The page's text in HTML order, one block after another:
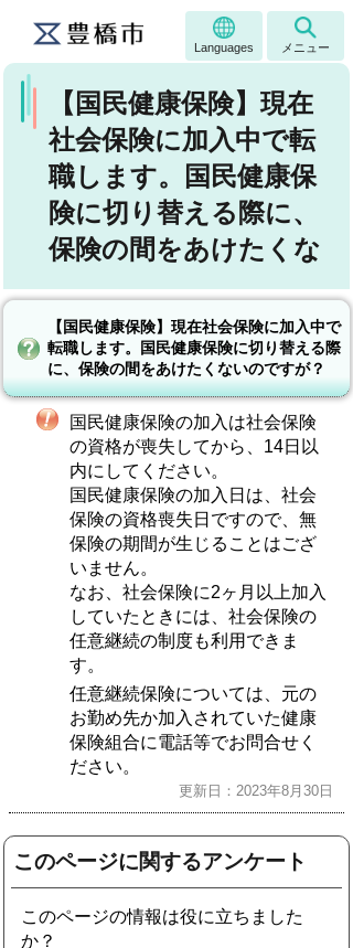
Languages メニュー
【国民健康保険】現在
社会保険に加入中で転
職します。国民健康保
険に切り替える際に、
保険の間をあけたくな
【国民健康保険】現在社会保険に加入中で
転職します。国民健康保険に切り替える際
に、保険の間をあけたくないのですが？
国民健康保険の加入は社会保険
の資格が喪失してから、14日以
内にしてください。
国民健康保険の加入日は、社会
保険の資格喪失日ですので、無
保険の期間が生じることはござ
いません。
なお、社会保険に2ヶ月以上加入
していたときには、社会保険の
任意継続の制度も利用できま
す。
任意継続保険については、元の
お勤め先か加入されていた健康
保険組合に電話等でお問合せく
ださい。
更新日：2023年8月30日
このページに関するアンケート
このページの情報は役に立ちました
か？